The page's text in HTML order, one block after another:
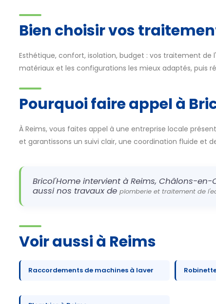
Bien choisir vos
Esthétique, confort, isolation, budget : vos traitement de
matériaux et les configurations les mieux adaptés, puis
Pourquoi faire appel à
À Reims, vous faites appel à une entreprise locale
et garantissons un suivi clair, une coordination fluide et
Bricol'Home intervient à Reims, Châlons-
aussi nos travaux de plomberie et traitement de
Voir aussi à Reims
Raccordements de machines à laver